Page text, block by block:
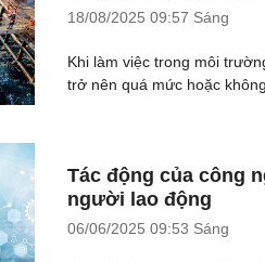
18/08/2025 09:57 Sáng
Khi làm việc trong môi
trở nên quá mức hoặc không
Tác động của công
người lao động
06/06/2025 09:53 Sáng